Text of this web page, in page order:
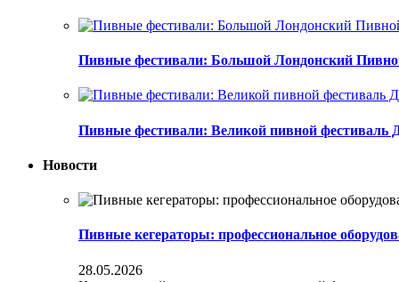
Пивные фестивали: Большой Лондонский
Пивные фестивали: Великой пивной фестиваль
Новости
Пивные кегераторы: профессиональное
28.05.2026